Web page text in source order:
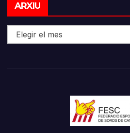
ARXIU